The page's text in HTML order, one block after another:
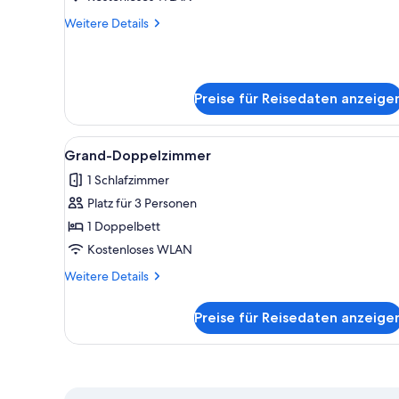
Weitere Details
Weitere
Preise für Reisedaten
Alle
Fotos
für
Grand-
Doppelzimmer
anzeigen
Grand-Doppelzimmer |
8
Grand-Doppelzimmer
1 Schlafzimmer
Platz für 3 Personen
1 Doppelbett
Kostenloses WLAN
Weitere Details
Weitere
Doppelzimmer
Preise für Reisedaten